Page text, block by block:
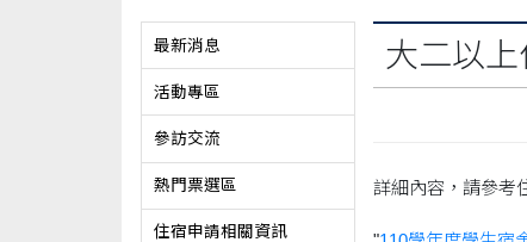
最新消息
活動專區
參訪交流
熱門票選區
住宿申請相關資訊
大二以上
詳細內容，請參考